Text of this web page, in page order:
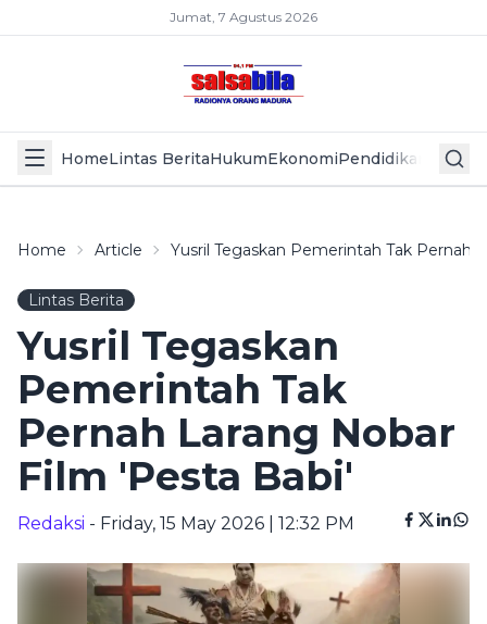
Jumat, 7 Agustus 2026
HomeLintas BeritaHukumEkonomiPendidikan Politik
Home Article Yusril Tegaskan Pemerintah Tak Pernah
Lintas Berita
Yusril Tegaskan
Pemerintah Tak
Pernah Larang Nobar
Film 'Pesta Babi'
Redaksi - Friday, 15 May 2026 | 12:32 PM